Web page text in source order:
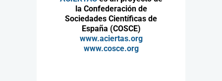
la Confederación de
Sociedades Científicas de
España (COSCE)
www.aciertas.org
www.cosce.org